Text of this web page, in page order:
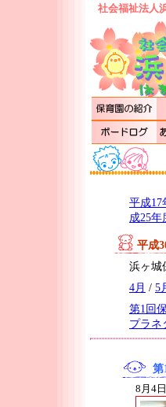
社会福祉法人
平成17
成25年
平成
浜ヶ城
4月 / 5
第1回
プラネ
第
8月4